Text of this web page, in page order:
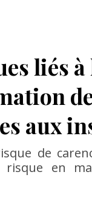
liés à
aux
de
en